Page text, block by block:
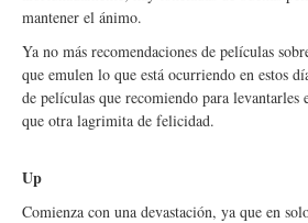
mantener el ánimo.
Ya no más recomendaciones de películas
que emulen lo que está ocurriendo en estos
de películas que recomiendo para
que otra lagrimita de felicidad.
Up
Comienza con una devastación, ya que en